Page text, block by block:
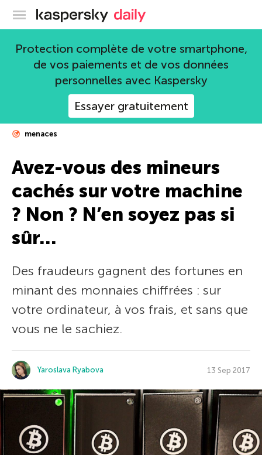
Blog officiel de Kaspersky
Protection complète de votre smartphone,
de vos paiements et de vos données
personnelles avec Kaspersky
Essayer gratuitement
menaces
Avez-vous des mineurs
cachés sur votre machine
? Non ? N’en soyez pas si
sûr…
Des fraudeurs gagnent des fortunes en
minant des monnaies chiffrées : sur
votre ordinateur, à vos frais, et sans que
vous ne le sachiez.
Yaroslava Ryabova 13 Sep 2017